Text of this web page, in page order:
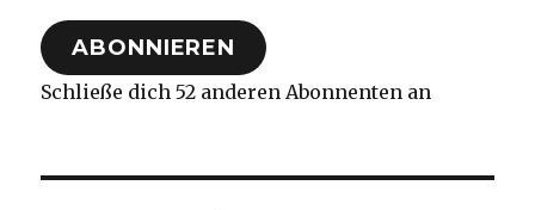
Adresse
ABONNIEREN
Schließe dich 52 anderen Abonnenten an